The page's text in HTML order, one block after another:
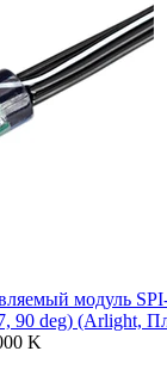
модуль
90 deg) (Arlight,
K